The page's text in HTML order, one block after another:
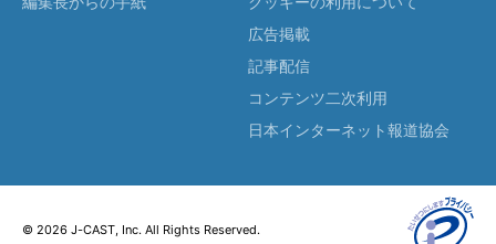
広告掲載
記事配信
コンテンツ二次利用
日本インターネット報道協会
© 2026 J-CAST, Inc. All Rights Reserved.